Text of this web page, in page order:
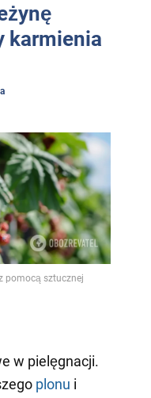
karmienia
pomocą sztucznej
w pielęgnacji.
plonu i